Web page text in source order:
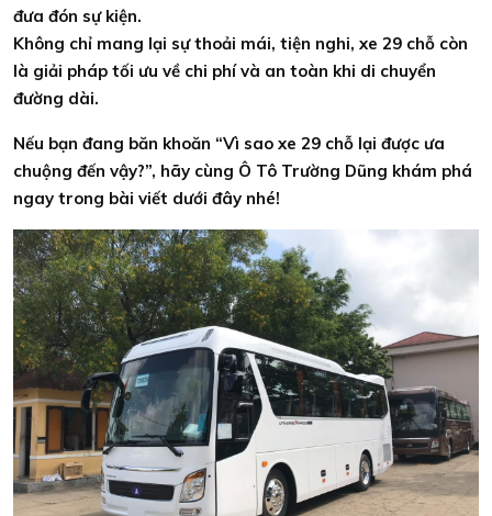
đưa đón sự kiện.
Không chỉ mang lại sự thoải mái, tiện nghi, xe 29 chỗ còn
là giải pháp tối ưu về chi phí và an toàn khi di chuyển
đường dài.
Nếu bạn đang băn khoăn “Vì sao xe 29 chỗ lại được ưa
chuộng đến vậy?”, hãy cùng Ô Tô Trường Dũng khám phá
ngay trong bài viết dưới đây nhé!